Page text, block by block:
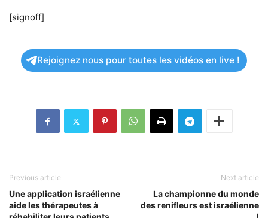
[signoff]
Rejoignez nous pour toutes les vidéos en live !
Previous article
Une application israélienne
aide les thérapeutes à
Next article
La championne du monde
des renifleurs est israélienne